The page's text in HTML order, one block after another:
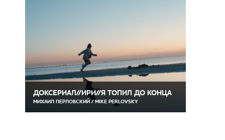
ДОКСЕРИАЛ//ИРИ//Я ТОПИЛ ДО КОНЦА
МИХАИЛ ПЕРЛОВСКИЙ / MIKE PERLOVSKY